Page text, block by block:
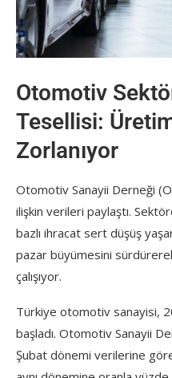
Otomotiv
Tesellisi:
Zorlanıyor
Otomotiv Sanayii Derneği
ilişkin verileri paylaştı.
bazlı ihracat sert düşüş
pazar büyümesini
çalışıyor.
Türkiye otomotiv sanayisi,
başladı. Otomotiv Sanayii
Şubat dönemi verilerine